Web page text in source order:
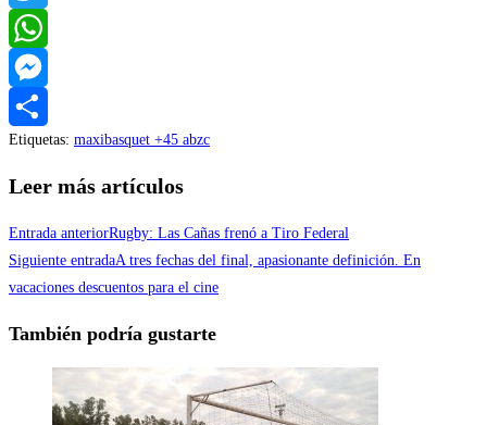
Twitter
WhatsApp
Messenger
Compartir
Etiquetas: maxibasquet +45 abzc
Leer más artículos
Entrada anteriorRugby: Las Cañas frenó a Tiro Federal
Siguiente entradaA tres fechas del final, apasionante definición. En
vacaciones descuentos para el cine
También podría gustarte